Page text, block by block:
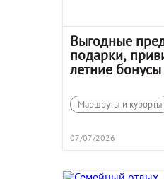
Выгодные
подарки,
летние
Маврикии и
Маршруты и курорты
07/07/2026